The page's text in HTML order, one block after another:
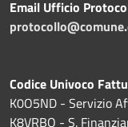
Email Ufficio
Codice Univoco
K0O5ND - Servizio
K8VRBO - S.